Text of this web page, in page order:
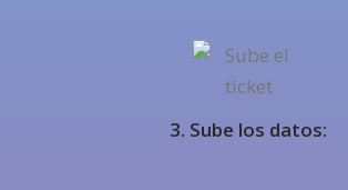
3. Sube los datos: